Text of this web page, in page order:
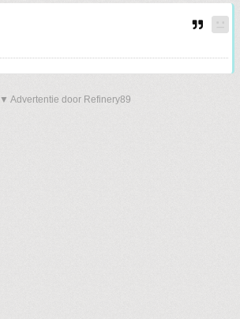
▼ Advertentie door Refinery89